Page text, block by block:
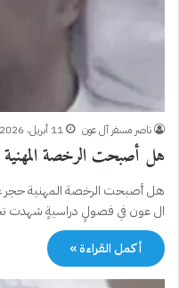
ناصر مسفر آل عون 11 أبريل، 2026
هل أصبحت الرخصة المهنية
هل أصبحت الرخصة المهنية حجر
ال عون في فصولٍ دراسيةٍ شهدت
أكمل القراءة »